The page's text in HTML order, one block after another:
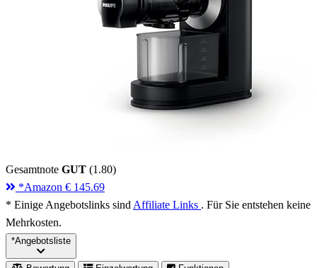
Gesamtnote GUT (1.80)
*Amazon € 145.69
* Einige Angebotslinks sind Affiliate Links . Für Sie entstehen keine
Mehrkosten.
*Angebotsliste